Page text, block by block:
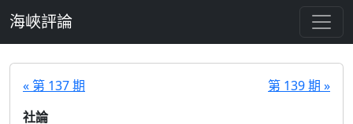
海峽評論
« 第 137 期
第 139 期 »
社論